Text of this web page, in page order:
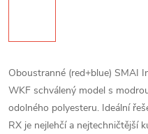
Oboustranné (red+blue) SMAI
WKF schválený model s
odolného polyesteru. Ideální
RX je nejlehčí a nejtechničtější